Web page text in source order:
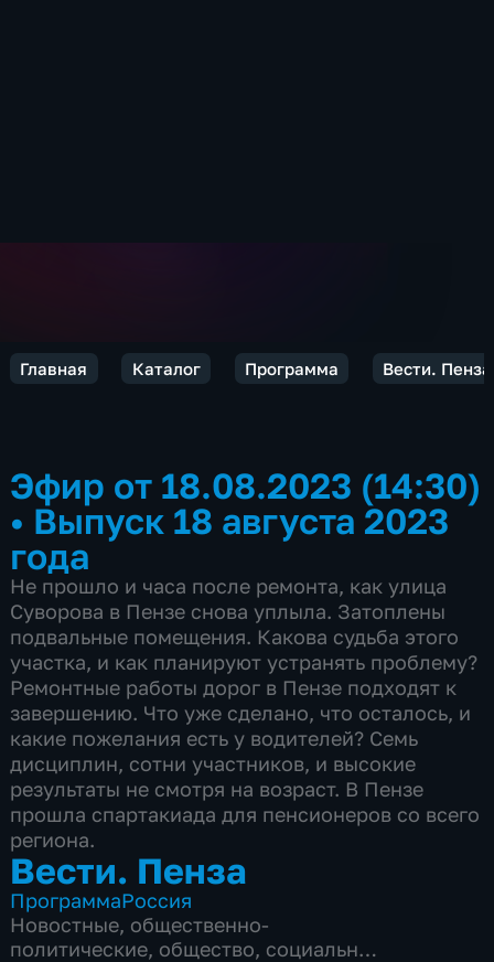
Главная Каталог Программа Вести. Пенза
Эфир от 18.08.2023 (14:30)
• Выпуск 18 августа 2023
года
Не прошло и часа после ремонта, как улица
Суворова в Пензе снова уплыла. Затоплены
подвальные помещения. Какова судьба этого
участка, и как планируют устранять проблему?
Ремонтные работы дорог в Пензе подходят к
завершению. Что уже сделано, что осталось, и
какие пожелания есть у водителей? Семь
дисциплин, сотни участников, и высокие
результаты не смотря на возраст. В Пензе
прошла спартакиада для пенсионеров со всего
региона.
Вести. Пенза
ПрограммаРоссия
Новостные, общественно-
политические, общество, социально-